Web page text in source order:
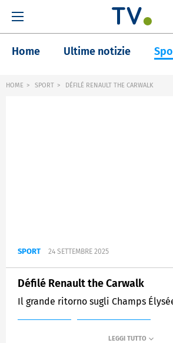
Home Ultime notizie
HOME SPORT DÉFILÉ RENAULT THE CARWALK
SPORT 24 SETTEMBRE 2025
Défilé Renault the Carwalk
Il grande ritorno sugli Champs